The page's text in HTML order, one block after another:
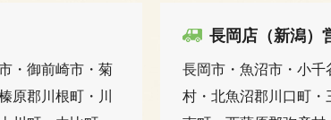
・御前崎市・菊
原郡川根町・川
長岡店（新潟）
長岡市・魚沼市・小
村・北魚沼郡川口町